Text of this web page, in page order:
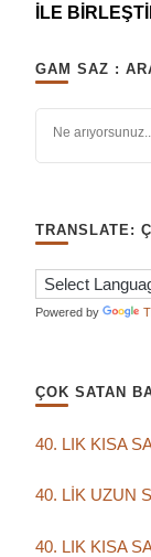
İLE
GAM SAZ :
TRANSLATE:
Powered by
ÇOK SATAN
40. LIK KISA
40. LİK UZUN
40. LIK KISA